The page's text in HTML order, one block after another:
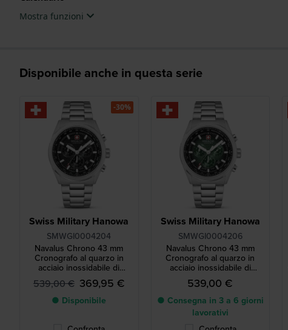
Mostra funzioni
Disponibile anche in questa serie
Swiss Military Hanowa
SMWGI0004204
Navalus Chrono 43 mm
Cronografo al quarzo in
acciaio inossidabile di
fabbricazione svizzera
539,00 € 369,95 €
● Disponibile
-30%
Swiss Military Hanowa
SMWGI0004206
Navalus Chrono 43 mm
Cronografo al quarzo in
acciaio inossidabile di
fabbricazione svizzera
539,00 €
● Consegna in 3 a 6 giorni
lavorativi